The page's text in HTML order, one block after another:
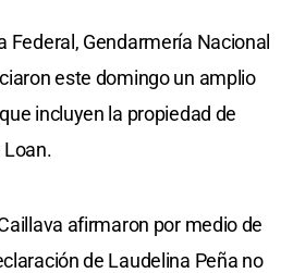
Federal, Gendarmería Nacional
este domingo un amplio
incluyen la propiedad de
Loan.
afirmaron por medio de
de Laudelina Peña no